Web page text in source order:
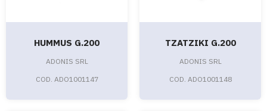
HUMMUS G.200
ADONIS SRL
COD. ADO1001147
TZATZIKI G.200
ADONIS SRL
COD. ADO1001148